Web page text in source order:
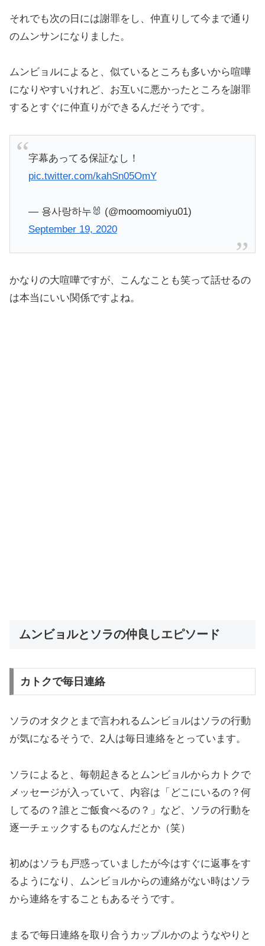
それでも次の日には謝罪をし、仲直りして今まで通り
のムンサンになりました。
ムンビョルによると、似ているところも多いから喧嘩
になりやすいけれど、お互いに悪かったところを謝罪
するとすぐに仲直りができるんだそうです。
字幕あってる保証なし！
pic.twitter.com/kahSn05OmY
— 용사랑하누🐰 (@moomoomiyu01)
September 19, 2020
かなりの大喧嘩ですが、こんなことも笑って話せるの
は本当にいい関係ですよね。
ムンビョルとソラの仲良しエピソード
カトクで毎日連絡
ソラのオタクとまで言われるムンビョルはソラの行動
が気になるそうで、2人は毎日連絡をとっています。
ソラによると、毎朝起きるとムンビョルからカトクで
メッセージが入っていて、内容は「どこにいるの？何
してるの？誰とご飯食べるの？」など、ソラの行動を
逐一チェックするものなんだとか（笑）
初めはソラも戸惑っていましたが今はすぐに返事をす
るようになり、ムンビョルからの連絡がない時はソラ
から連絡をすることもあるそうです。
まるで毎日連絡を取り合うカップルかのようなやりと